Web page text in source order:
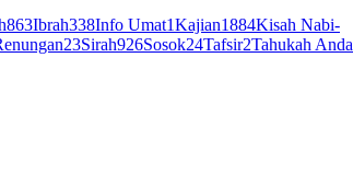
863Ibrah338Info Umat1Kajian1884Kisah Nabi-
23Sirah926Sosok24Tafsir2Tahukah Anda